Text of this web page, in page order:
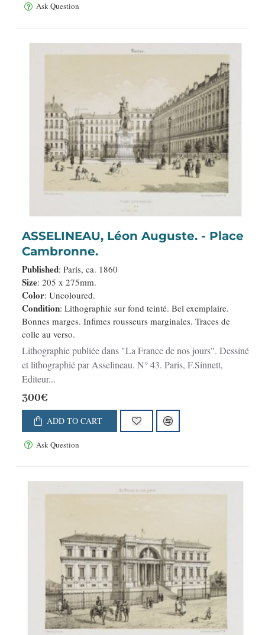
Ask Question
ASSELINEAU, Léon Auguste. - Place
Cambronne.
Published: Paris, ca. 1860
Size: 205 x 275mm.
Color: Uncoloured.
Condition: Lithographie sur fond teinté. Bel exemplaire.
Bonnes marges. Infimes rousseurs marginales. Traces de
colle au verso.
Lithographie publiée dans "La France de nos jours". Dessiné
et lithographié par Asselineau. N° 43. Paris, F.Sinnett,
Editeur...
300€
ADD TO CART
Ask Question